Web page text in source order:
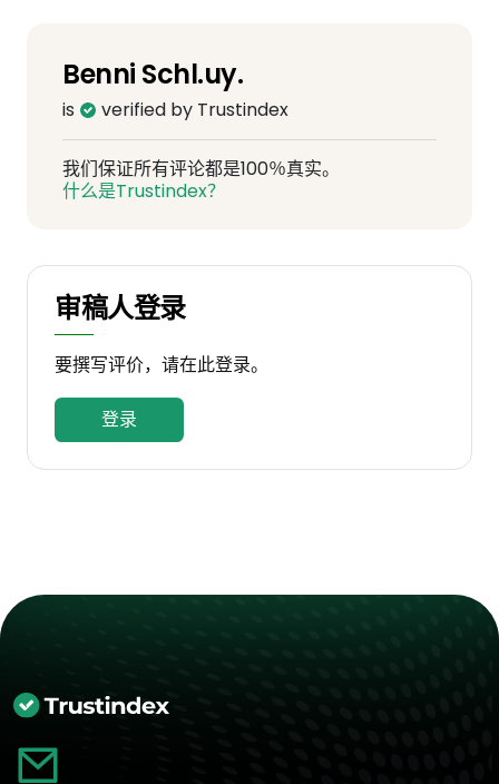
Benni Schl.uy.
is verified by Trustindex
我们保证所有评论都是100％真实。
什么是Trustindex？
审稿人登录
要撰写评价，请在此登录。
登录